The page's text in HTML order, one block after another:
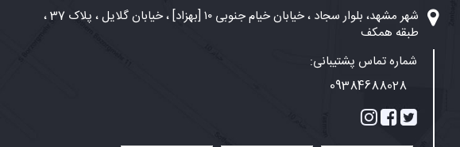
شهر مشهد، بلوار سجاد ، خیابان خیام جنوبی ۱۰ [بهزاد] ، خیابان گلایل ، پلاک 37 ،
طبقه همکف
شماره تماس پشتیبانی:
09384688028